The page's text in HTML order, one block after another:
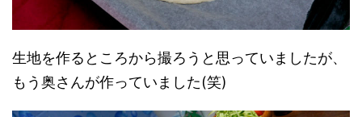
生地を作るところから撮ろうと思っていましたが、
もう奥さんが作っていました(笑)